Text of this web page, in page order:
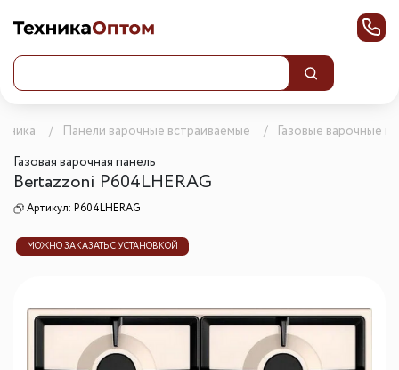
Панели варочные встраиваемые
Газовые варочные
Газовая варочная панель
Bertazzoni P604LHERAG
Артикул: P604LHERAG
МОЖНО ЗАКАЗАТЬ С УСТАНОВКОЙ